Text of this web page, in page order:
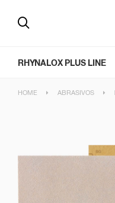
RHYNALOX PLUS LINE
HOME ABRASIVOS